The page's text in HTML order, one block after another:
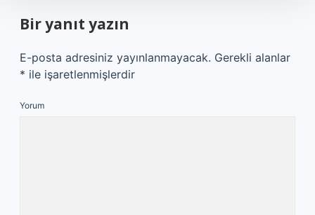
Bir yanıt yazın
E-posta adresiniz yayınlanmayacak. Gerekli alanlar
* ile işaretlenmişlerdir
Yorum